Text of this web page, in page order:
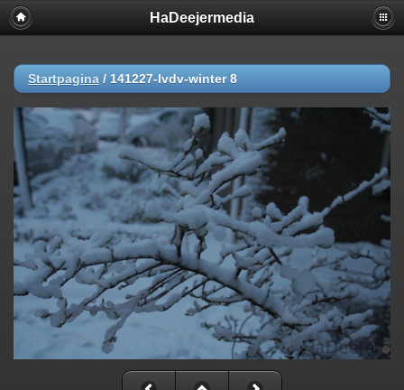
HaDeejermedia
Startpagina / 141227-lvdv-winter 8